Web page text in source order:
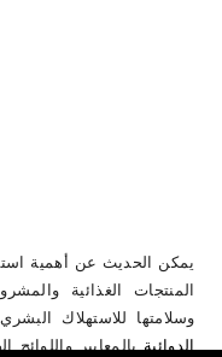
يمكن الحديث عن أهمية
المنتجات الغذائية
وسلامتها للاستهلاك
الدوائية بالمعايير